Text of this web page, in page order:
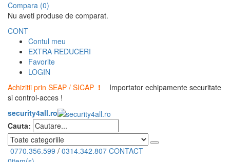
Compara (0)
Nu aveti produse de comparat.
CONT
Contul meu
EXTRA REDUCERI
Favorite
LOGIN
Achizitii prin SEAP / SICAP !
Importator echipamente securitate
si control-acces !
security4all.ro
Cauta:
0770.356.599 / 0314.342.807 CONTACT